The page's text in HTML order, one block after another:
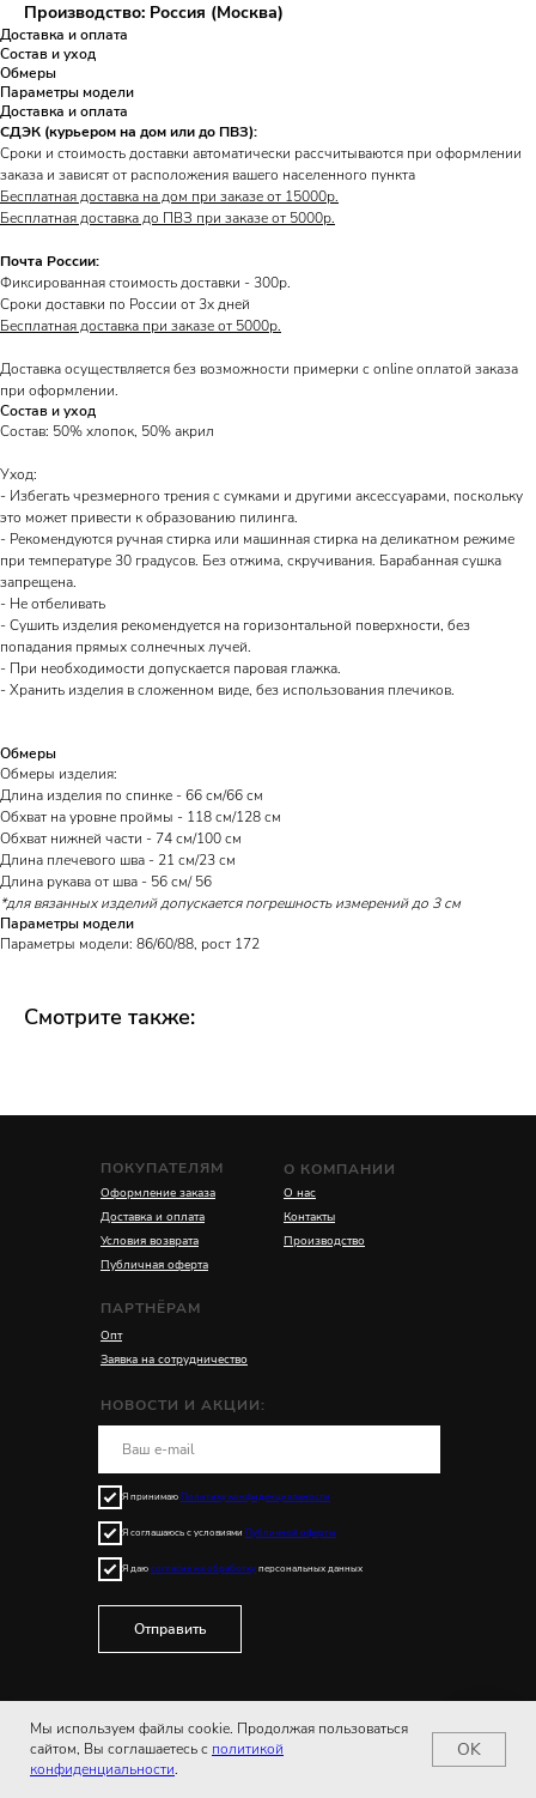
Мы используем файлы cookie. Продолжая пользоваться
сайтом, Вы соглашаетесь с политикой
конфиденциальности.
OK
Производство: Россия (Москва)
Доставка и оплата
Состав и уход
Обмеры
Параметры модели
Доставка и оплата
СДЭК (курьером на дом или до ПВЗ):
Сроки и стоимость доставки автоматически рассчитываются при оформлении
заказа и зависят от расположения вашего населенного пункта
Бесплатная доставка на дом при заказе от 15000р.
Бесплатная доставка до ПВЗ при заказе от 5000р.
Почта России:
Фиксированная стоимость доставки - 300р.
Сроки доставки по России от 3х дней
Бесплатная доставка при заказе от 5000р.
Доставка осуществляется без возможности примерки с online оплатой заказа
при оформлении.
Состав и уход
Состав: 50% хлопок, 50% акрил
Уход:
- Избегать чрезмерного трения с сумками и другими аксессуарами, поскольку
это может привести к образованию пилинга.
- Рекомендуются ручная стирка или машинная стирка на деликатном режиме
при температуре 30 градусов. Без отжима, скручивания. Барабанная сушка
запрещена.
- Не отбеливать
- Сушить изделия рекомендуется на горизонтальной поверхности, без
попадания прямых солнечных лучей.
- При необходимости допускается паровая глажка.
- Хранить изделия в сложенном виде, без использования плечиков.
Обмеры
Обмеры изделия:
Длина изделия по спинке - 66 см/66 см
Обхват на уровне проймы - 118 см/128 см
Обхват нижней части - 74 см/100 см
Длина плечевого шва - 21 см/23 см
Длина рукава от шва - 56 см/ 56
*для вязанных изделий допускается погрешность измерений до 3 см
Параметры модели
Параметры модели: 86/60/88, рост 172
Смотрите также:
О КОМПАНИИ
О нас
Контакты
Производство
ПОКУПАТЕЛЯМ
Оформление заказа
Доставка и оплата
Условия возврата
Публичная оферта
ПАРТНЁРАМ
Опт
Заявка на сотрудничество
© 2018-2025 KIVICLOTHING. Все права защищены
Я принимаюПолитику конфиденциальности
Я соглашаюсь с условиями Публичной оферты
Я даюсогласие на обработкуперсональных данных
Отправить
НОВОСТИ И АКЦИИ: